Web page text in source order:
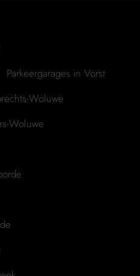
Parkeergarages in Vorst
Woluwe
Woluwe